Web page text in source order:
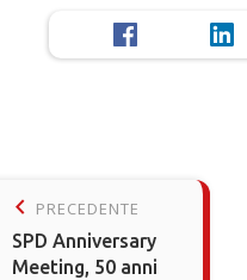
keyboard_arrow_left PRECEDENTE
SPD Anniversary
Meeting, 50 anni